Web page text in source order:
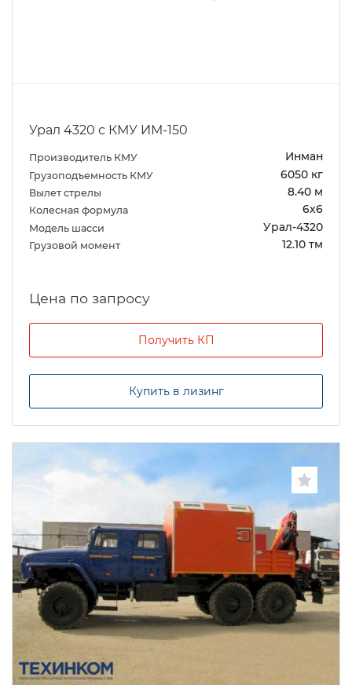
Урал 4320 с КМУ ИМ-150
Производитель КМУ Инман
Грузоподъемность КМУ 6050 кг
Вылет стрелы 8.40 м
Колесная формула 6х6
Модель шасси Урал-4320
Грузовой момент 12.10 тм
Цена по запросу
Получить КП
Купить в лизинг